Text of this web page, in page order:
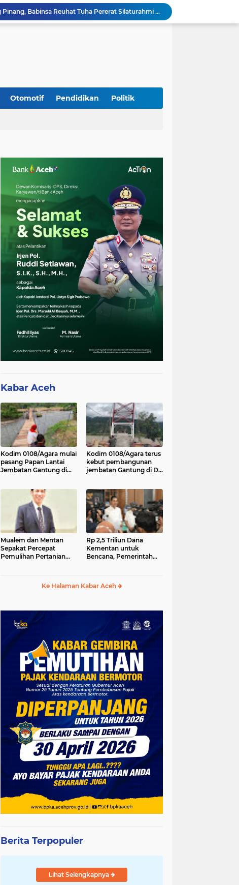
Sambangi Pedagang Pinang, Babinsa Reuhat Tuha Pererat Silaturahmi dengan Warga
Jalin Keakraban dengan Warga, Babinsa Leung Ie Perkuat Komunikasi di Wilayah Binaan
Rp 2,5 Triliun Dana Kementan untuk Bencana, Pemerintah Aceh kelola Rp 9,7 M
Otomotif Pendidikan Politik
Kabar Aceh
Kodim 0108/Agara mulai
pasang Papan Lantai
Jembatan Gantung di
Kodim 0108/Agara terus
kebut pembangunan
jembatan Gantung di Ds.
Mualem dan Mentan
Sepakat Percepat
Pemulihan Pertanian
Rp 2,5 Triliun Dana
Kementan untuk
Bencana, Pemerintah
Ke Halaman Kabar Aceh
Berita Terpopuler
Lihat Selengkapnya